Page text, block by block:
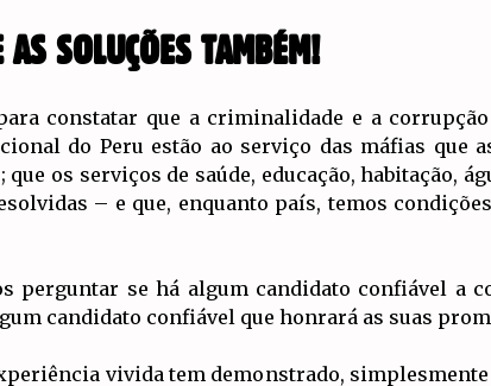
SOLUÇÕES TAMBÉM!
constatar que a criminalidade e a
do Peru estão ao serviço das máfias que
os serviços de saúde, educação, habitação,
– e que, enquanto país, temos
perguntar se há algum candidato confiável a
candidato confiável que honrará as suas
vivida tem demonstrado,